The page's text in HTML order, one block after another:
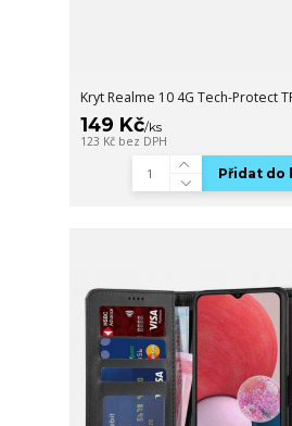
Kryt Realme 10 4G Tech-Protect
149 Kč/ks
123 Kč bez DPH
Přidat do